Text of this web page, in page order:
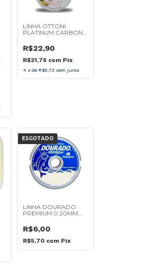
LINHA OTTONI
PLATINUM CARBON
R$22,90
R$21,76 com Pix
4 x de R$5,73 sem juros
ESGOTADO
LINHA DOURADO
PREMIUM 0.20MM
R$6,00
R$5,70 com Pix